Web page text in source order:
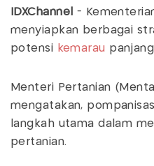
IDXChannel -
menyiapkan berbagai
potensi kemarau
Menteri Pertanian
mengatakan,
langkah utama dalam
pertanian.